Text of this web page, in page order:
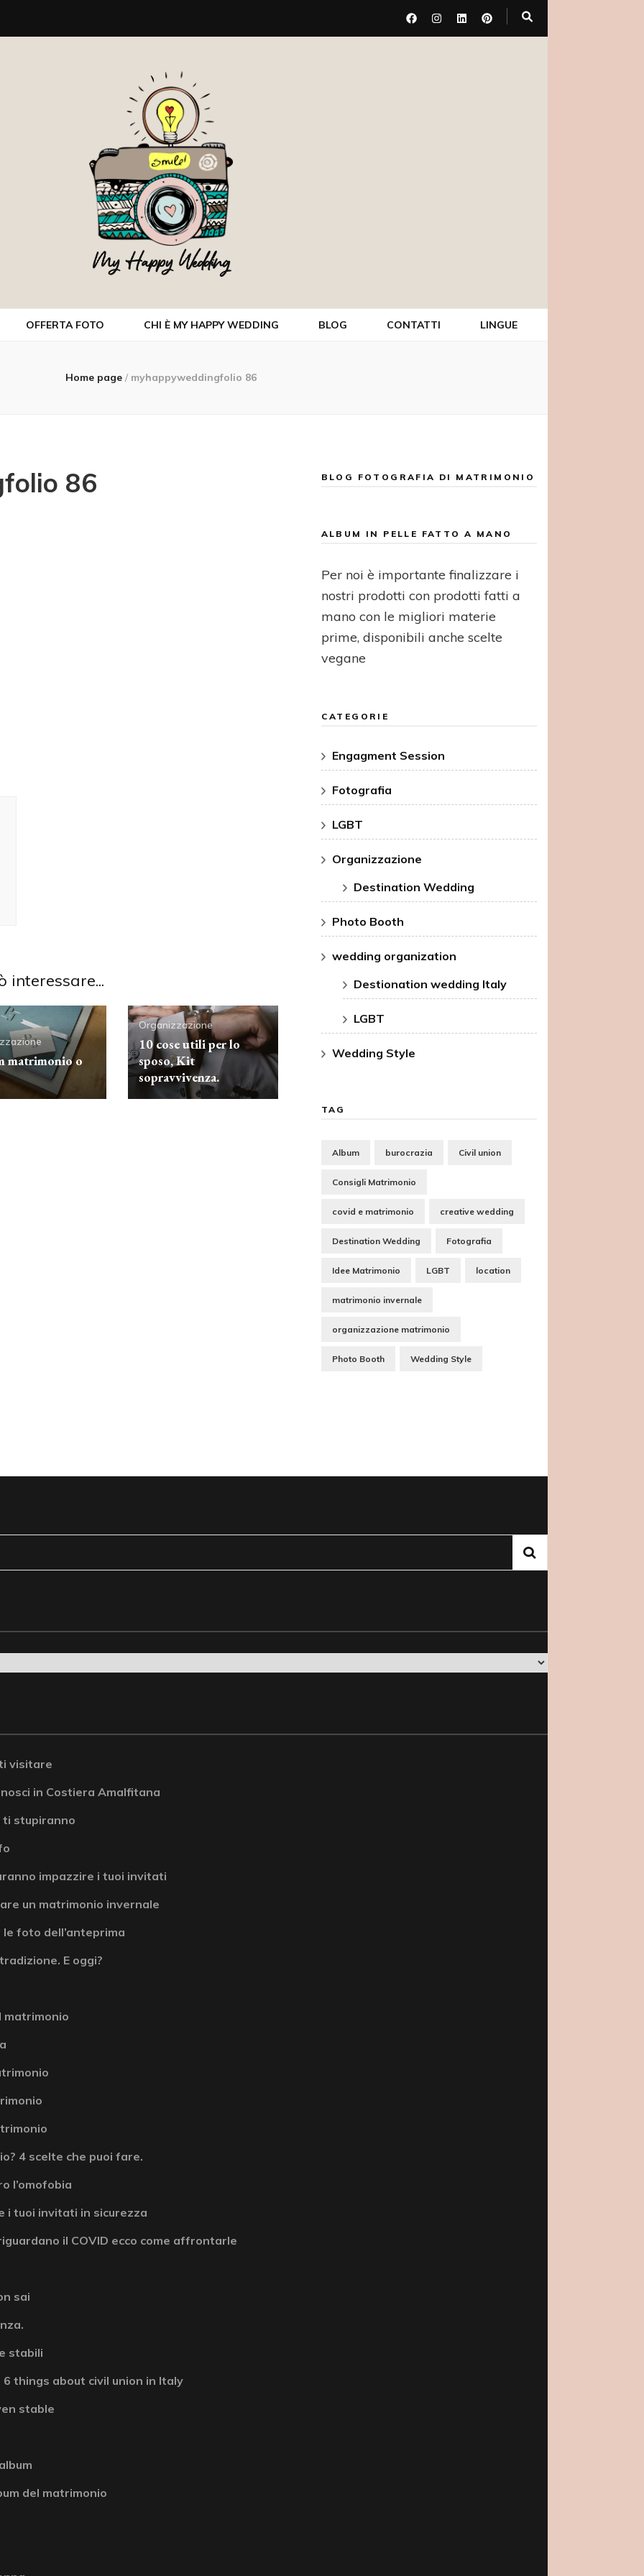
My Happy Wedding
OFFERTA FOTO CHI È MY HAPPY WEDDING BLOG CONTATTI LINGUE
Home page / myhappyweddingfolio 86
86
interessare...
matrimonio o
Organizzazione
10 cose utili per lo
sposo, Kit
sopravvivenza.
BLOG FOTOGRAFIA DI MATRIMONIO
ALBUM IN PELLE FATTO A MANO
Per noi è importante finalizzare i
nostri prodotti con prodotti fatti a
mano con le migliori materie
prime, disponibili anche scelte
vegane
CATEGORIE
Engagment Session
Fotografia
LGBT
Organizzazione
Destination Wedding
Photo Booth
wedding organization
Destionation wedding Italy
LGBT
Wedding Style
TAG
Album burocrazia Civil union
Consigli Matrimonio
covid e matrimonio creative wedding
Destination Wedding Fotografia
Idee Matrimonio LGBT location
matrimonio invernale
organizzazione matrimonio
Photo Booth Wedding Style
visitare
in Costiera Amalfitana
ti stupiranno
impazzire i tuoi invitati
un matrimonio invernale
foto dell’anteprima
E oggi?
matrimonio
4 scelte che puoi fare.
l’omofobia
i tuoi invitati in sicurezza
il COVID ecco come affrontarle
sai
stabili
things about civil union in Italy
stable
del matrimonio